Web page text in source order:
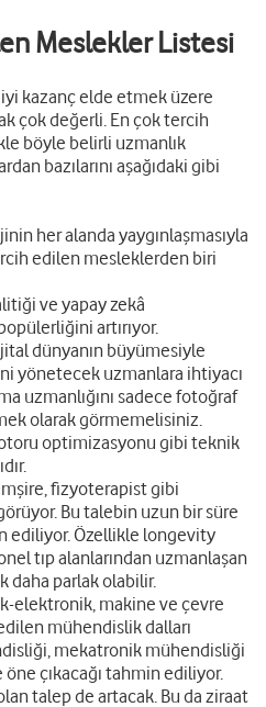
Meslekler Listesi
kazanç elde etmek üzere
çok değerli. En çok tercih
böyle belirli uzmanlık
bazılarını aşağıdaki gibi
her alanda yaygınlaşmasıyla
edilen mesleklerden biri
ve yapay zekâ
artırıyor.
dünyanın büyümesiyle
yönetecek uzmanlara ihtiyacı
uzmanlığını sadece fotoğraf
olarak görmemelisiniz.
optimizasyonu gibi teknik
fizyoterapist gibi
Bu talebin uzun bir süre
ediliyor. Özellikle longevity
tıp alanlarından uzmanlaşan
daha parlak olabilir.
elektronik, makine ve çevre
mühendislik dalları
mekatronik mühendisliği
öne çıkacağı tahmin ediliyor.
talep de artacak. Bu da ziraat